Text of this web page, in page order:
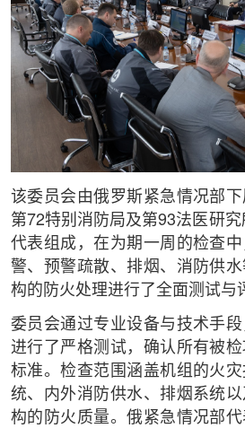
该委员会由俄罗斯紧急情况部下
第72特别消防局及第93法医研
代表组成，在为期一周的检查
警、预警疏散、排烟、消防供
构的防火处理进行了全面测试与
委员会通过专业设备与技术手
进行了严格测试，确认所有被
标准。检查范围涵盖机组的火
统、内外消防供水、排烟系统
构的防火质量。俄紧急情况部